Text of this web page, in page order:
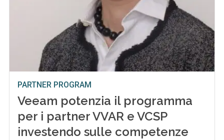
PARTNER PROGRAM
Veeam potenzia il programma
per i partner VVAR e VCSP
investendo sulle competenze